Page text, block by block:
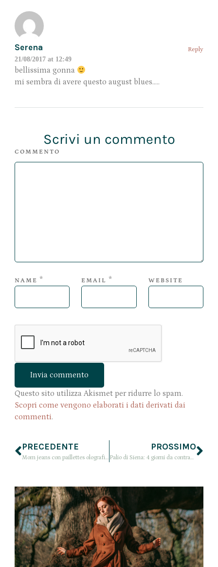
Serena
21/08/2017 at 12:49
Reply
bellissima gonna
mi sembra di avere questo august blues…..
Scrivi un commento
COMMENTO
NAME * EMAIL * WEBSITE
Questo sito utilizza Akismet per ridurre lo spam.
Scopri come vengono elaborati i dati derivati dai
commenti.
PRECEDENTE
Mom jeans con paillettes olografiche, comincia la stagione delle VANS?
PROSSIMO
Palio di Siena: 4 giorni da contradaioli tra cene, inni, tradizioni e tanto altro